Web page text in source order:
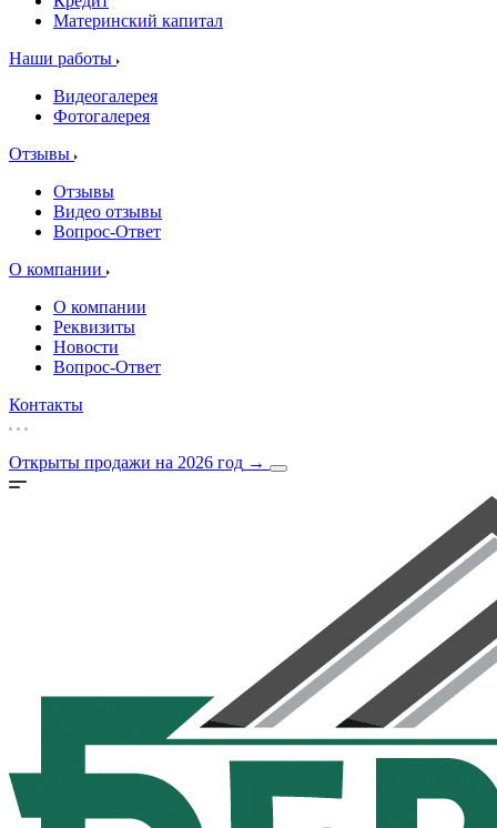
Материнский капитал
Наши работы
Видеогалерея
Фотогалерея
Отзывы
Отзывы
Видео отзывы
Вопрос-Ответ
О компании
О компании
Реквизиты
Новости
Вопрос-Ответ
Контакты
Открыты продажи на 2026 год →